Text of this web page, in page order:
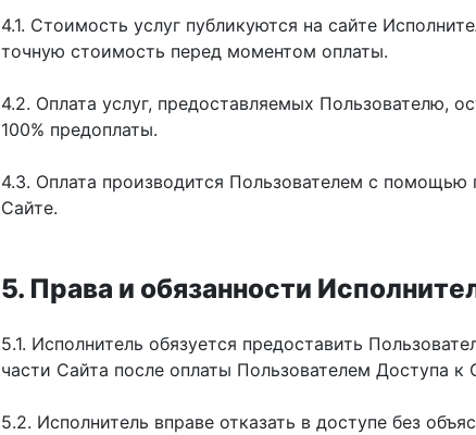
4.1. Стоимость услуг публикуются на сайте
точную стоимость перед моментом оплаты.
4.2. Оплата услуг, предоставляемых Пользователю,
100% предоплаты.
4.3. Оплата производится Пользователем с
Сайте.
5. Права и обязанности
5.1. Исполнитель обязуется предоставить
части Сайта после оплаты Пользователем Доступа к
5.2. Исполнитель вправе отказать в доступе без